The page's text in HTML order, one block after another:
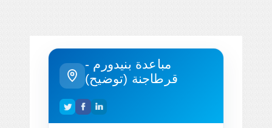
مباعدة بنيدورم -
قرطاجنة (توضيح)